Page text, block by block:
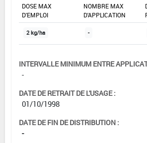
DOSE MAX
D'EMPLOI
NOMBRE MAX
D'APPLICATION
2 kg/ha -
INTERVALLE MINIMUM ENTRE
-
DATE DE RETRAIT DE L'USAGE :
01/10/1998
DATE DE FIN DE DISTRIBUTION :
-